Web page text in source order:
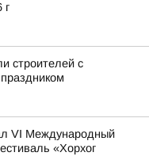
г
строителей с
VI Международный
«Хорхог